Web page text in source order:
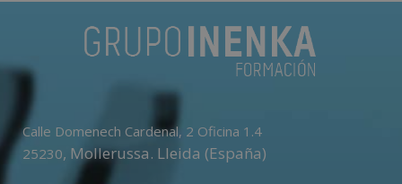
Calle Domenech Cardenal, 2 Oficina 1.4
25230, Mollerussa. Lleida (España)